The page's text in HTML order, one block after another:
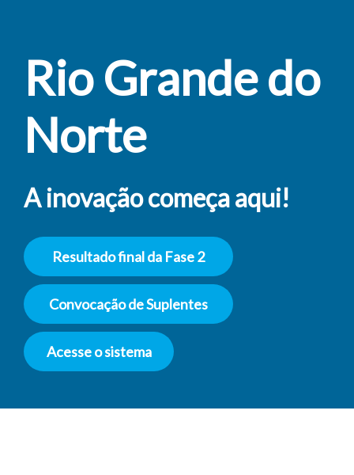
Rio Grande do
Norte
A inovação começa aqui!
Resultado final da Fase 2
Convocação de Suplentes
Acesse o sistema